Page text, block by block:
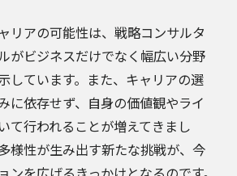
リアの可能性は、戦略コンサルタ
がビジネスだけでなく幅広い分野
しています。また、キャリアの選
に依存せず、自身の価値観やライ
て行われることが増えてきまし
様性が生み出す新たな挑戦が、今